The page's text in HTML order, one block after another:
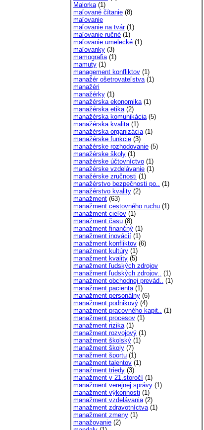
Malorka(1)
maľované čítanie (8)
maľovanie
maľovanie na tvár(1)
maľovanie ručné (1)
maľovanie umelecké (1)
maľovanky (3)
mamografia(1)
mamuty (1)
management konfliktov (1)
manažér ošetrovateľstva(1)
manažéri
manažérky (1)
manažérska ekonomika(1)
manažérska etika(2)
manažérska komunikácia(5)
manažérska kvalita(1)
manažérska organizácia(1)
manažérske funkcie (3)
manažérske rozhodovanie (5)
manažérske školy (1)
manažérske účtovníctvo (1)
manažérske vzdelávanie (1)
manažérske zručnosti (1)
manažérstvo bezpečnosti po.. (1)
manažérstvo kvality (2)
manažment (63)
manažment cestovného ruchu (1)
manažment cieľov (1)
manažment času (8)
manažment finančný (1)
manažment inovácií (1)
manažment konfliktov (6)
manažment kultúry (1)
manažment kvality (5)
manažment ľudských zdrojov
manažment ľudských zdrojov.. (1)
manažment obchodnej prevád.. (1)
manažment pacienta(1)
manažment personálny (6)
manažment podnikový (4)
manažment pracovného kapit.. (1)
manažment procesov (1)
manažment rizika(1)
manažment rozvojový (1)
manažment školský (1)
manažment školy (7)
manažment športu (1)
manažment talentov (1)
manažment triedy (3)
manažment v 21.storočí (1)
manažment verejnej správy (1)
manažment výkonnosti (1)
manažment vzdelávania(2)
manažment zdravotníctva(1)
manažment zmeny (1)
manažovanie (2)